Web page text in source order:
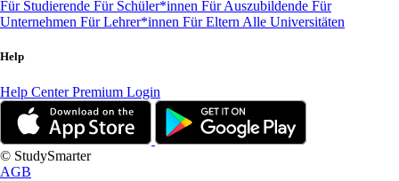
Für Studierende Für Schüler*innen Für Auszubildende Für
Unternehmen Für Lehrer*innen Für Eltern Alle Universitäten
Help
Help CenterPremium Login
© StudySmarter
AGB